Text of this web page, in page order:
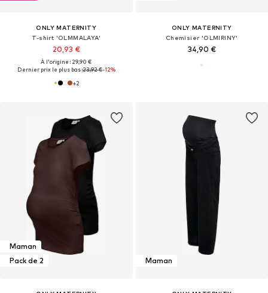
ONLY MATERNITY
T-shirt 'OLMMALAYA'
20,93 €
À l'origine : 29,90 €
Dernier prix le plus bas :23,92 €-12%
+2
ONLY MATERNITY
Chemisier 'OLMIRINY'
34,90 €
Maman
Pack de 2
Maman